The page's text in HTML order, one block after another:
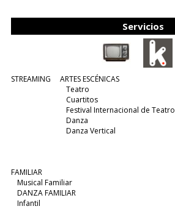
Servicios
STREAMING
ARTES ESCÉNICAS
Teatro
Cuartitos
Festival Internacional de Teatro
Danza
Danza Vertical
FAMILIAR
Musical Familiar
DANZA FAMILIAR
Infantil